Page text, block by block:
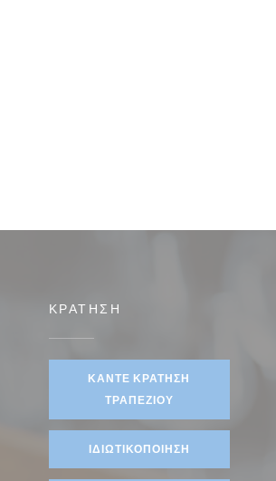
νέο παράθυρο))
ΚΡΆΤΗΣΗ
ΚΆΝΤΕ ΚΡΆΤΗΣΗ
ΤΡΑΠΕΖΙΟΎ
ΙΔΙΩΤΙΚΟΠΟΊΗΣΗ